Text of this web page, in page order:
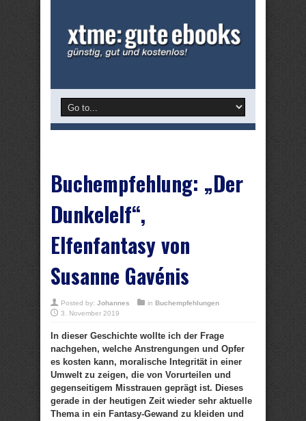
Buchempfehlung: „Der
Dunkelelf“,
Elfenfantasy von
Susanne Gavénis
Posted by: Johannes in Buchempfehlungen
3. November 2019
In dieser Geschichte wollte ich der Frage
nachgehen, welche Anstrengungen und Opfer
es kosten kann, moralische Integrität in einer
Umwelt zu zeigen, die von Vorurteilen und
gegenseitigem Misstrauen geprägt ist. Dieses
gerade in der heutigen Zeit wieder sehr aktuelle
Thema in ein Fantasy-Gewand zu kleiden und